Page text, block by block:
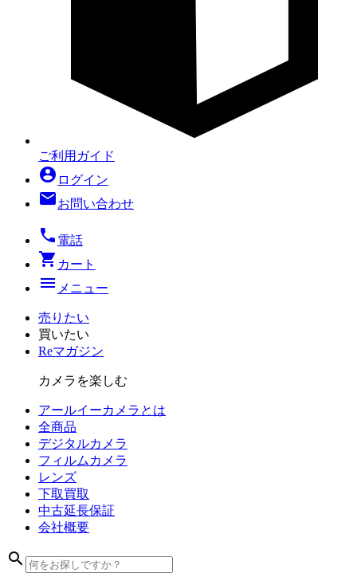
ご利用ガイド
account_circle ログイン
mailお問い合わせ
local_phone 電話
shopping_cart カート
menu メニュー
売りたい
買いたい
Reマガジン
カメラを楽しむ
アールイーカメラとは
全商品
デジタルカメラ
フィルム カメラ
レンズ
下取買取
中古延長保証
会社概要
search